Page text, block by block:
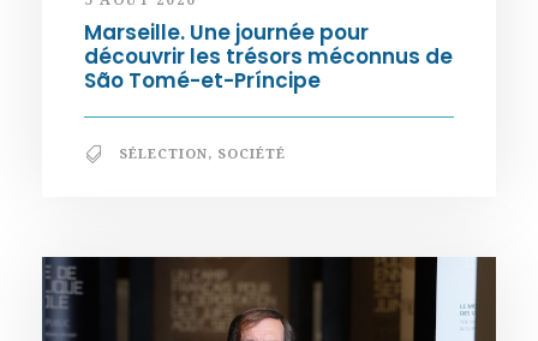
Marseille. Une journée pour
découvrir les trésors méconnus de
São Tomé-et-Príncipe
SÉLECTION, SOCIÉTÉ